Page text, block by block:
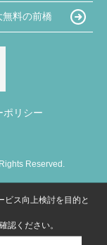
料の前橋
ポリシー
Reserved.
ビス向上検討を目的と
認ください。